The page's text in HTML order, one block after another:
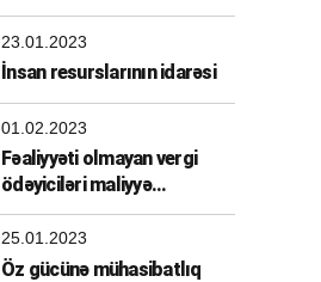
23.01.2023
İnsan resurslarının idarəsi
01.02.2023
Fəaliyyəti olmayan vergi
ödəyiciləri maliyyə
sanksiyasından azad edildi
25.01.2023
Öz gücünə mühasibatlıq